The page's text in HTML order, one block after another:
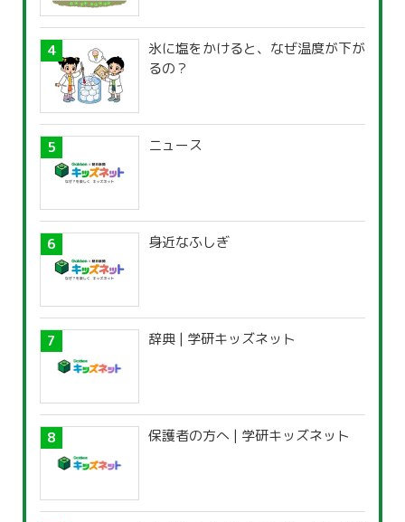
氷に塩をかけると、なぜ温度が下が
るの？
ニュース
身近なふしぎ
辞典 | 学研キッズネット
保護者の方へ | 学研キッズネット